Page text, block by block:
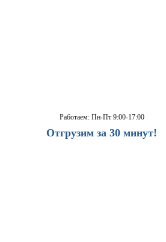
Работаем: Пн-Пт 9:00-17:00
Отгрузим за 30 минут!